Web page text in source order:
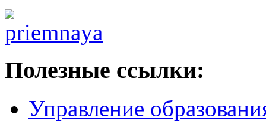
Полезные ссылки:
Управление